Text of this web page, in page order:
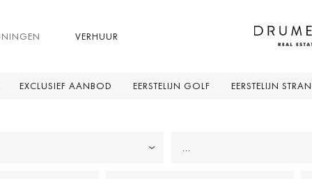
VERHUUR
EXCLUSIEF AANBOD EERSTELIJN GOLF EERSTELIJN
...